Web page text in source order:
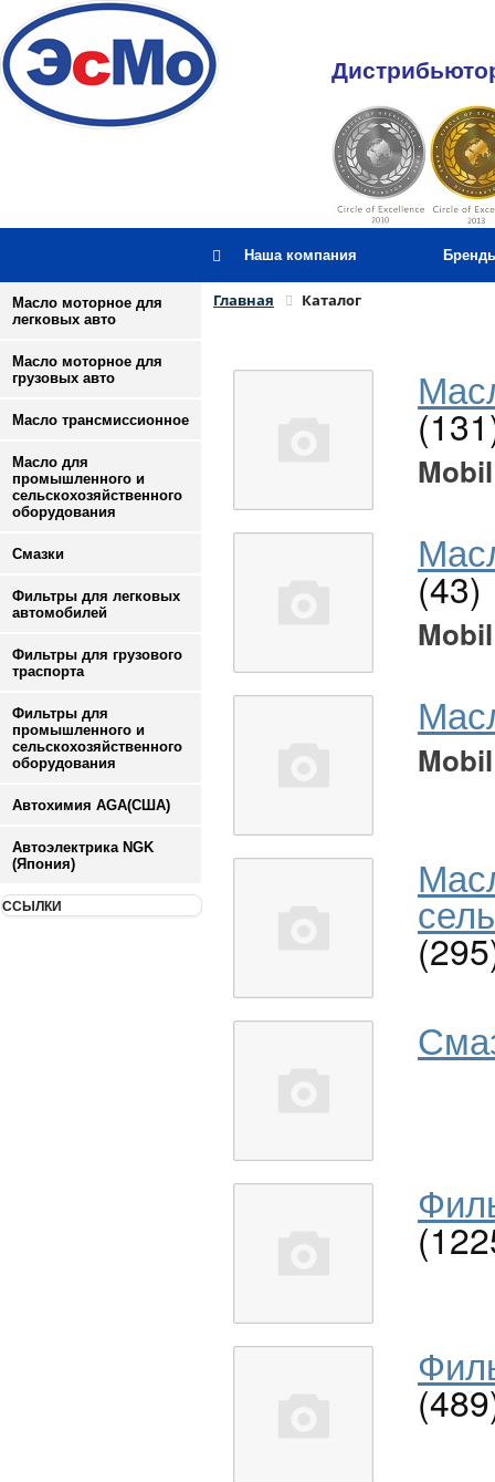
Наша компания
Масло моторное для
легковых авто
Масло моторное для
грузовых авто
Масло трансмиссионное
Масло для
промышленного и
сельскохозяйственного
оборудования
Смазки
Фильтры для легковых
автомобилей
Фильтры для грузового
траспорта
Фильтры для
промышленного и
сельскохозяйственного
оборудования
Автохимия AGA(США)
Автоэлектрика NGK
(Япония)
ССЫЛКИ
Главная Каталог
Mobil
(43)
Mobil
Mobil